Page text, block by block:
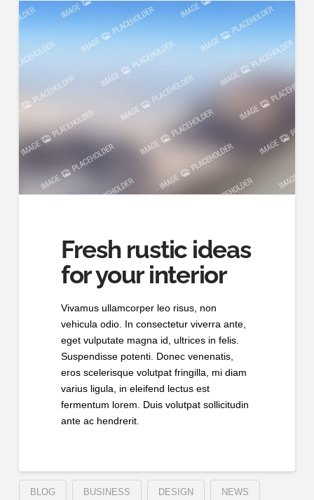
Fresh rustic ideas
for your interior
Vivamus ullamcorper leo risus, non
vehicula odio. In consectetur viverra ante,
eget vulputate magna id, ultrices in felis.
Suspendisse potenti. Donec venenatis,
eros scelerisque volutpat fringilla, mi diam
varius ligula, in eleifend lectus est
fermentum lorem. Duis volutpat sollicitudin
ante ac hendrerit.
BLOG BUSINESS DESIGN NEWS